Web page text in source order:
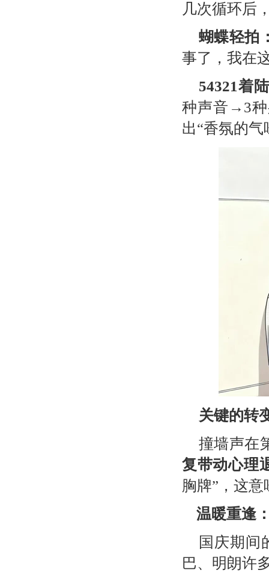
几次循环后
蝴蝶轻拍
事了，我在
54321着
种声音→ 3
出“香氛的气
关键的转
撞墙声在
复带动心理
胸牌”，这
温暖重逢
国庆期间
巴、明朗许